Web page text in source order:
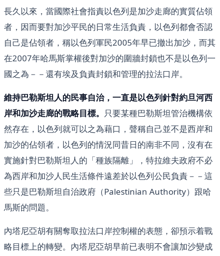
長久以來，當國際社會指責以色列是加沙走廊的實質佔領
者，因而要對加沙平民的日常生活負責，以色列都會否認
自己是佔領者，稱以色列軍民2005年早已撤出加沙，而其
在2007年哈馬斯掌權後對加沙的圍牆封鎖也不是以色列一
國之為－－還有埃及負責封鎖和管理的拉法口岸。
維持巴勒斯坦人的民事自治，一直是以色列針對約旦河西
岸和加沙走廊的戰略目標。 只要某種巴勒斯坦管治機構依
然存在，以色列就可以之為藉口，聲稱自己並不是西岸和
加沙的佔領者，以色列的情況同昔日的南非不同，沒有在
實施針對巴勒斯坦人的「種族隔離」，特拉維夫政府不必
為西岸和加沙人民生活條件遠差於以色列公民負責－－這
些只是巴勒斯坦自治政府（Palestinian Authority）跟哈
馬斯的問題。
內塔尼亞胡有關奪取拉法口岸控制權的表態，卻預示着戰
略目標上的轉變。內塔尼亞胡早前已表明不會讓加沙變成